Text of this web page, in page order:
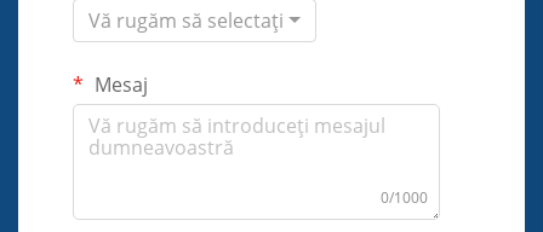
Vă rugăm să selectați
Mesaj
0/1000